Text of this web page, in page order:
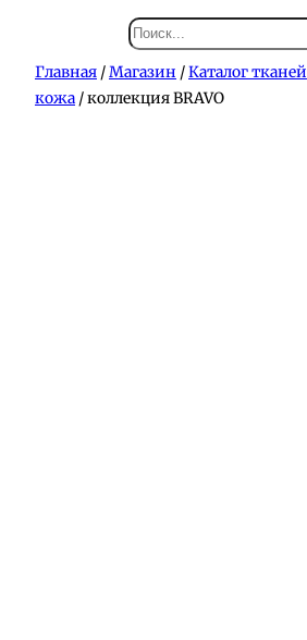
Поиск
Главная /Магазин /Каталог тканей
кожа / коллекция BRAVO